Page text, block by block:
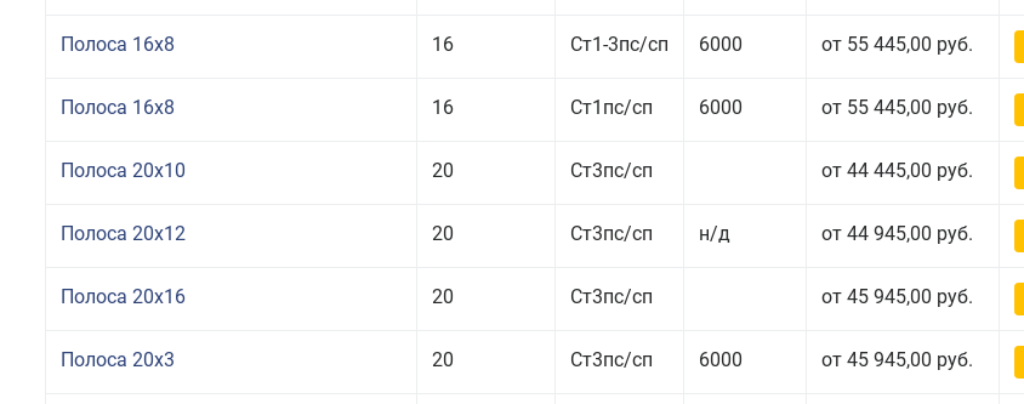
Полоса 16x8 16 Ст1-3пс/сп 6000 от 55 445,00 руб.
Полоса 16x8 16 Ст1пс/сп 6000 от 55 445,00 руб.
Полоса 20x10 20 Ст3пс/сп от 44 445,00 руб.
Полоса 20x12 20 Ст3пс/сп н/д от 44 945,00 руб.
Полоса 20x16 20 Ст3пс/сп от 45 945,00 руб.
Полоса 20x3 20 Ст3пс/сп 6000 от 45 945,00 руб.